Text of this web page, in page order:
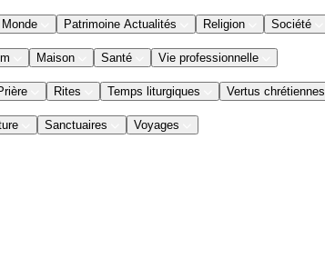
Monde Patrimoine Actualités Religion Société
Maison Santé Vie professionnelle
Rites Temps liturgiques Vertus chrétiennes
Sanctuaires Voyages